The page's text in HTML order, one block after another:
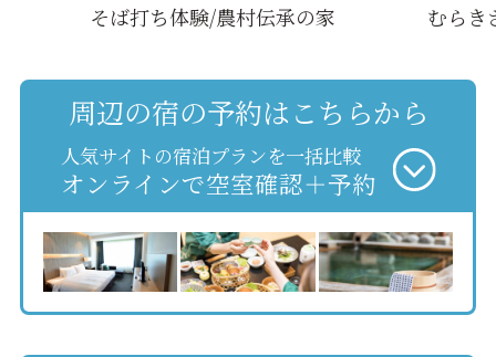
そば打ち体験/農村伝承の家 むら
周辺の宿の予約はこちらから
人気サイトの宿泊プランを一括比較
オンラインで空室確認＋予約